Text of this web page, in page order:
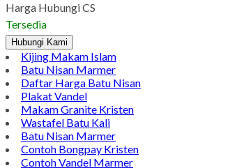
Harga Hubungi CS
Tersedia
Hubungi Kami
Kijing Makam Islam
Batu Nisan Marmer
Daftar Harga Batu Nisan
Plakat Vandel
Makam Granite Kristen
Wastafel Batu Kali
Batu Nisan Marmer
Contoh Bongpay Kristen
Contoh Vandel Marmer